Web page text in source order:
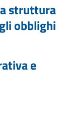
struttura
obblighi
e